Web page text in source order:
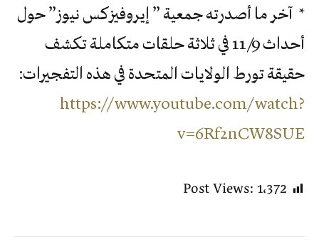
* آخر ما أصدرته جمعية ” إيروفيزكس نيوز” حول
أحداث 11/9 في ثلاثة حلقات متكاملة تكشف
حقيقة تورط الولايات المتحدة في هذه التفجيرات:
https://www.youtube.com/watch?
v=6Rf2nCW8SUE
Post Views:1٬372